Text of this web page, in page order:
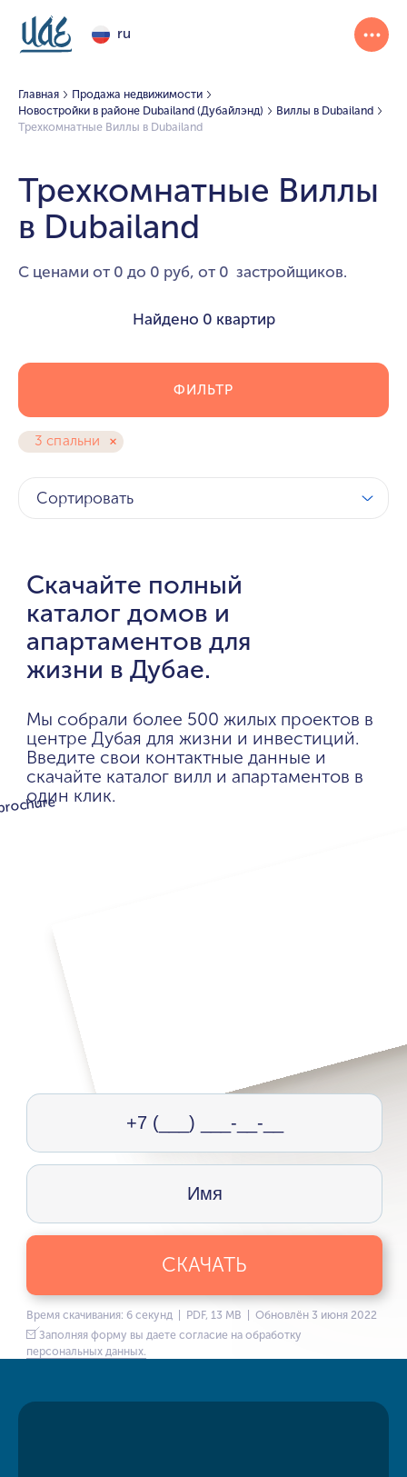
ru
Главная
Продажа недвижимости
Новостройки в районе Dubailand (Дубайлэнд)
Виллы в Dubailand
Трехкомнатные Виллы в Dubailand
Трехкомнатные Виллы
в Dubailand
С ценами от 0 до 0 руб, от 0 застройщиков.
Найдено 0 квартир
3 спальни
ФИЛЬТР
Сортировать
Скачайте полный
каталог домов и
апартаментов для
жизни в Дубае.
Мы собрали более 500 жилых проектов в
центре Дубая для жизни и инвестиций.
Введите свои контактные данные и
скачайте каталог вилл и апартаментов в
один клик.
СКАЧАТЬ
Время скачивания: 6 секунд | PDF, 13 MB | Обновлён 3 июня 2022
Заполняя форму вы даете согласие на обработку
персональных данных.